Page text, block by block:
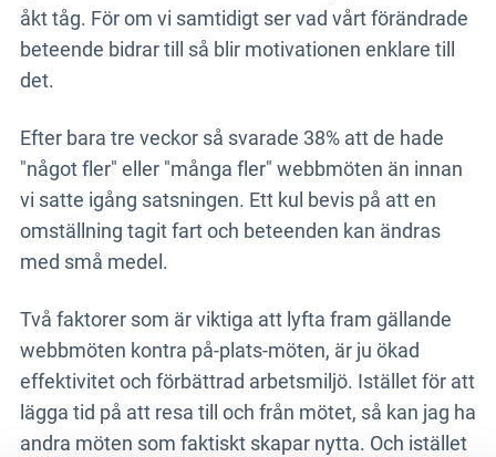
åkt tåg. För om vi samtidigt ser vad vårt förändrade
beteende bidrar till så blir motivationen enklare till
det.
Efter bara tre veckor så svarade 38% att de hade
"något fler" eller "många fler" webbmöten än innan
vi satte igång satsningen. Ett kul bevis på att en
omställning tagit fart och beteenden kan ändras
med små medel.
Två faktorer som är viktiga att lyfta fram gällande
webbmöten kontra på-plats-möten, är ju ökad
effektivitet och förbättrad arbetsmiljö. Istället för att
lägga tid på att resa till och från mötet, så kan jag ha
andra möten som faktiskt skapar nytta. Och istället